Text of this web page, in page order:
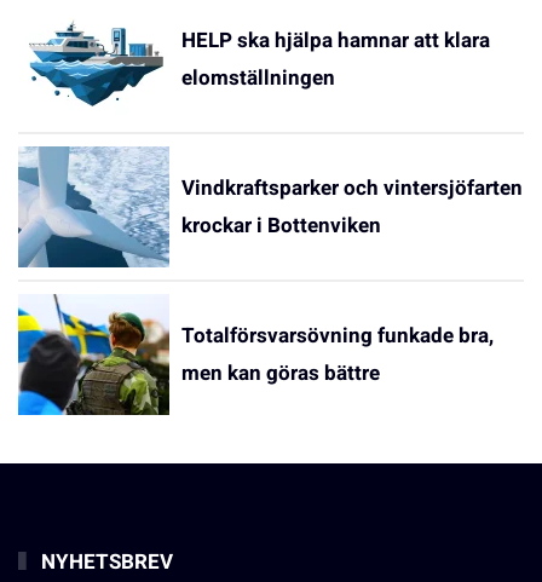
HELP ska hjälpa hamnar att klara
elomställningen
Vindkraftsparker och vintersjöfarten
krockar i Bottenviken
Totalförsvarsövning funkade bra,
men kan göras bättre
NYHETSBREV